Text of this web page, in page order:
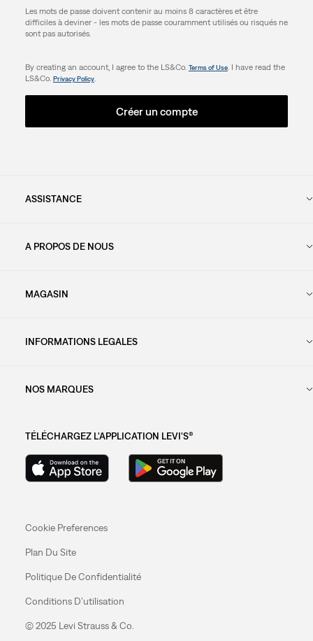
Les mots de passe doivent contenir au moins 8 caractères et être
difficiles à deviner - les mots de passe couramment utilisés ou risqués ne
sont pas autorisés.
By creating an account, I agree to the LS&Co. Terms of Use. I have read the
LS&Co. Privacy Policy.
Créer un compte
ASSISTANCE
A PROPOS DE NOUS
MAGASIN
INFORMATIONS LEGALES
NOS MARQUES
TÉLÉCHARGEZ L'APPLICATION LEVI'S®
Cookie Preferences
Plan Du Site
Politique De Confidentialité
Conditions D’utilisation
© 2025 Levi Strauss & Co.